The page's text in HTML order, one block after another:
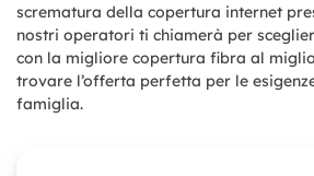
scrematura della copertura internet
nostri operatori ti chiamerà per
con la migliore copertura fibra al
trovare l’offerta perfetta per le
famiglia.